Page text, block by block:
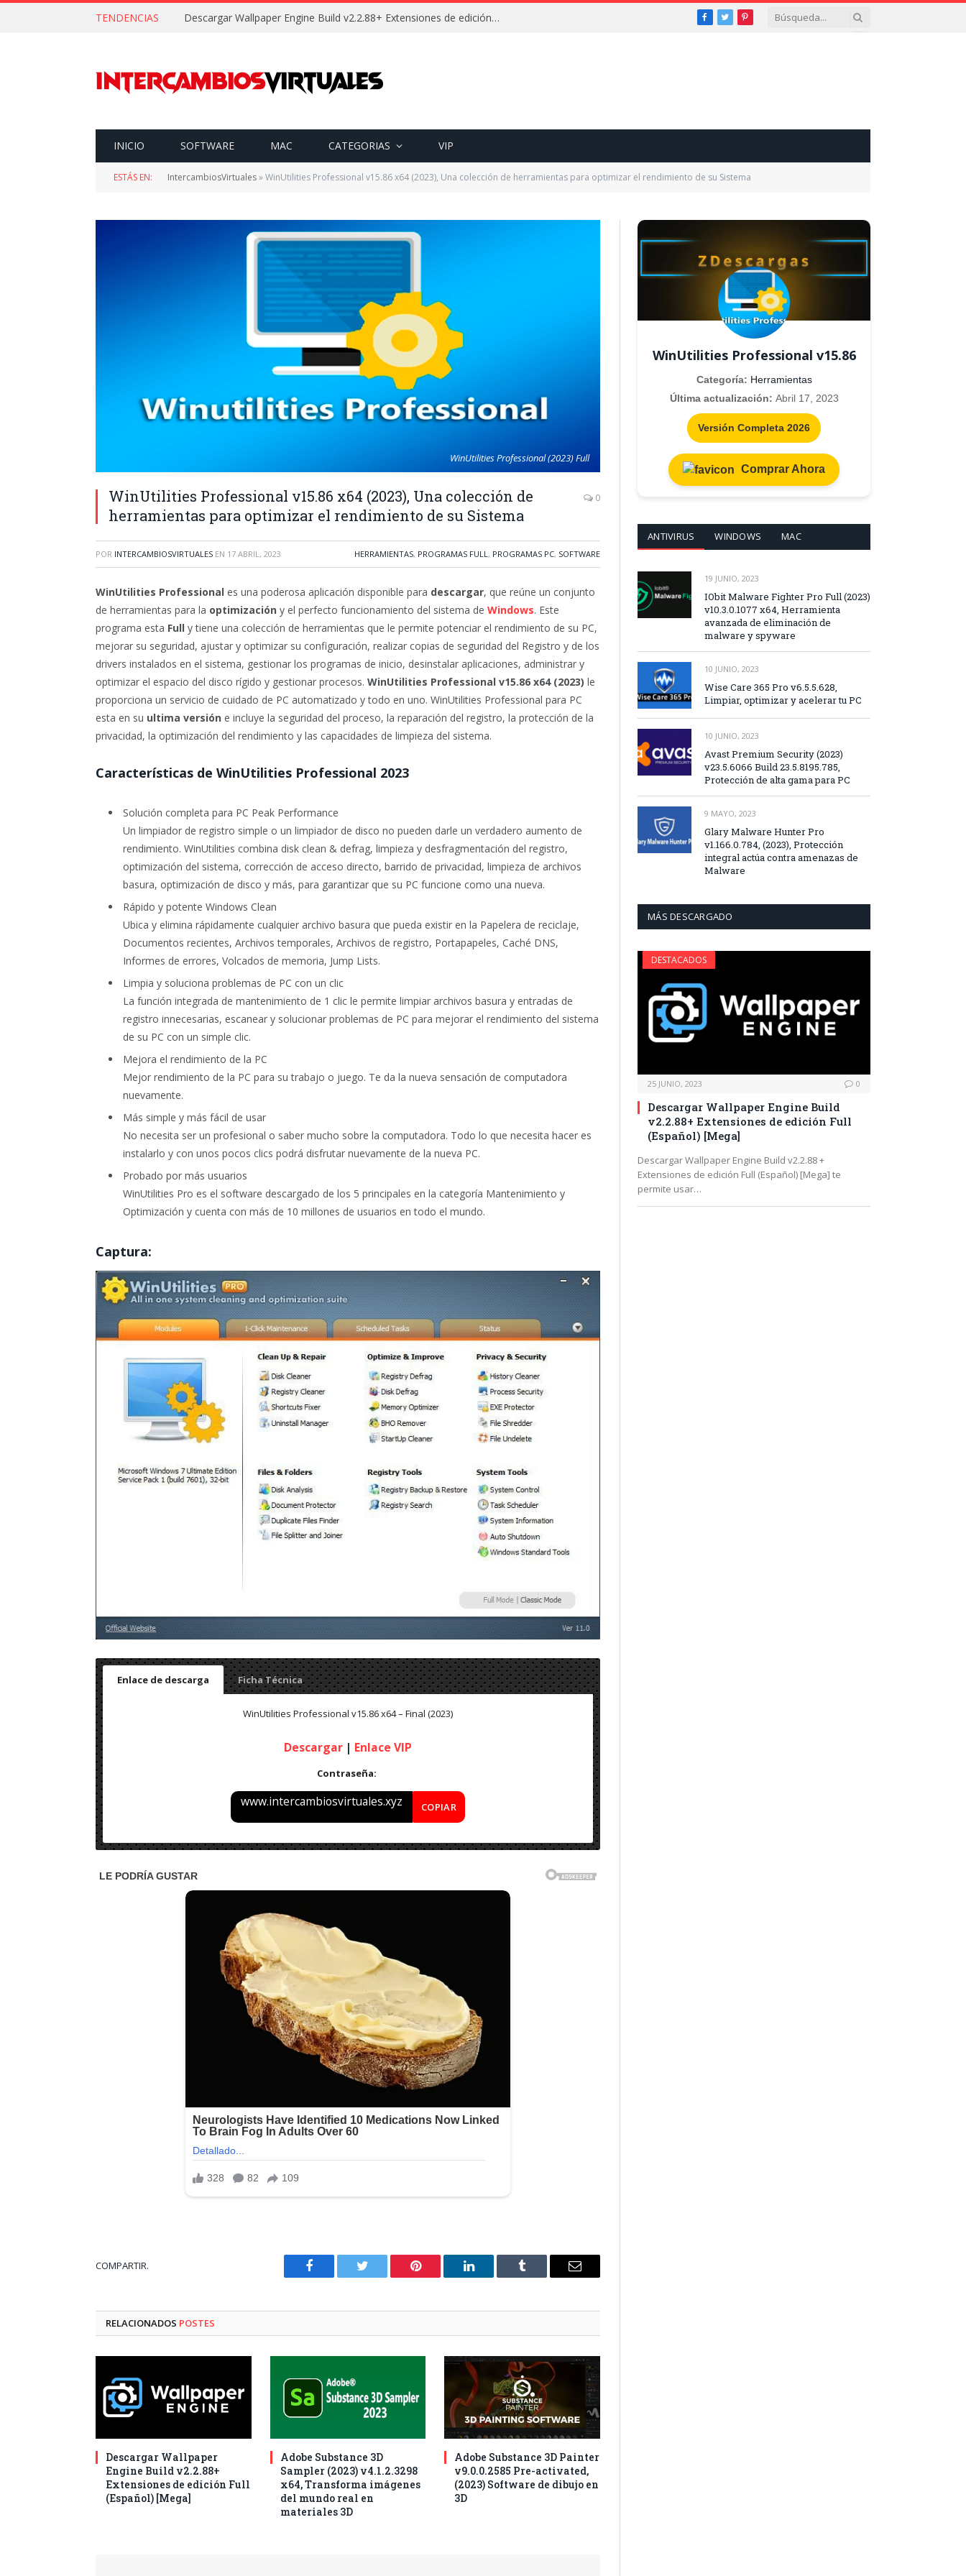
TENDENCIAS Descargar Wallpaper Engine Build v2.2.88+ Extensiones de edición Full (Español) [Mega] Facebook
TwitterPinterest
INICIO SOFTWARE MAC CATEGORIAS VIP
ESTÁS EN: IntercambiosVirtuales»WinUtilities Professional v15.86 x64 (2023), Una colección de herramientas para optimizar el rendimiento de su Sistema
WinUtilities Professional (2023) Full
WinUtilities Professional v15.86 x64 (2023), Una colección de
herramientas para optimizar el rendimiento de su Sistema
0
POR INTERCAMBIOSVIRTUALES EN 17 ABRIL, 2023 HERRAMIENTAS, PROGRAMAS FULL, PROGRAMAS PC, SOFTWARE
WinUtilities Professional es una poderosa aplicación disponible para descargar, que reúne un conjunto
de herramientas para la optimización y el perfecto funcionamiento del sistema de Windows. Este
programa esta Full y tiene una colección de herramientas que le permite potenciar el rendimiento de su PC,
mejorar su seguridad, ajustar y optimizar su configuración, realizar copias de seguridad del Registro y de los
drivers instalados en el sistema, gestionar los programas de inicio, desinstalar aplicaciones, administrar y
optimizar el espacio del disco rígido y gestionar procesos. WinUtilities Professional v15.86 x64 (2023) le
proporciona un servicio de cuidado de PC automatizado y todo en uno. WinUtilities Professional para PC
esta en su ultima versión e incluye la seguridad del proceso, la reparación del registro, la protección de la
privacidad, la optimización del rendimiento y las capacidades de limpieza del sistema.
Características de WinUtilities Professional 2023
Solución completa para PC Peak Performance
Un limpiador de registro simple o un limpiador de disco no pueden darle un verdadero aumento de
rendimiento. WinUtilities combina disk clean & defrag, limpieza y desfragmentación del registro,
optimización del sistema, corrección de acceso directo, barrido de privacidad, limpieza de archivos
basura, optimización de disco y más, para garantizar que su PC funcione como una nueva.
Rápido y potente Windows Clean
Ubica y elimina rápidamente cualquier archivo basura que pueda existir en la Papelera de reciclaje,
Documentos recientes, Archivos temporales, Archivos de registro, Portapapeles, Caché DNS,
Informes de errores, Volcados de memoria, Jump Lists.
Limpia y soluciona problemas de PC con un clic
La función integrada de mantenimiento de 1 clic le permite limpiar archivos basura y entradas de
registro innecesarias, escanear y solucionar problemas de PC para mejorar el rendimiento del sistema
de su PC con un simple clic.
Mejora el rendimiento de la PC
Mejor rendimiento de la PC para su trabajo o juego. Te da la nueva sensación de computadora
nuevamente.
Más simple y más fácil de usar
No necesita ser un profesional o saber mucho sobre la computadora. Todo lo que necesita hacer es
instalarlo y con unos pocos clics podrá disfrutar nuevamente de la nueva PC.
Probado por más usuarios
WinUtilities Pro es el software descargado de los 5 principales en la categoría Mantenimiento y
Optimización y cuenta con más de 10 millones de usuarios en todo el mundo.
Captura:
Enlace de descarga Ficha Técnica
WinUtilities Professional v15.86 x64 – Final (2023)
Descargar | Enlace VIP
Contraseña:
www.intercambiosvirtuales.xyz COPIAR
Nombre: WinUtilities Professional v15.86 x64 – Final (2023)
Windows XP,Vista,7,8,8.1,10,11 (x32 y x64 Bits)
COMPARTIR.
Facebook Twitter Pinterest LinkedIn Tumblr
Correo
RELACIONADOS POSTES
Descargar Wallpaper
Engine Build v2.2.88+
Extensiones de edición Full
(Español) [Mega]
Adobe Substance 3D
Sampler (2023) v4.1.2.3298
x64, Transforma imágenes
del mundo real en
materiales 3D
Adobe Substance 3D Painter
v9.0.0.2585 Pre-activated,
(2023) Software de dibujo en
3D
WinUtilities Professional v15.86
Categoría: Herramientas
Última actualización: Abril 17, 2023
Versión Completa 2026
Comprar Ahora
ANTIVIRUS WINDOWS MAC
19 JUNIO, 2023
IObit Malware Fighter Pro Full (2023)
v10.3.0.1077 x64, Herramienta
avanzada de eliminación de
malware y spyware
10 JUNIO, 2023
Wise Care 365 Pro v6.5.5.628,
Limpiar, optimizar y acelerar tu PC
10 JUNIO, 2023
Avast Premium Security (2023)
v23.5.6066 Build 23.5.8195.785,
Protección de alta gama para PC
9 MAYO, 2023
Glary Malware Hunter Pro
v1.166.0.784, (2023), Protección
integral actúa contra amenazas de
Malware
MÁS DESCARGADO
DESTACADOS
25 JUNIO, 2023 0
Descargar Wallpaper Engine Build
v2.2.88+ Extensiones de edición Full
(Español) [Mega]
Descargar Wallpaper Engine Build v2.2.88 +
Extensiones de edición Full (Español) [Mega] te
permite usar…